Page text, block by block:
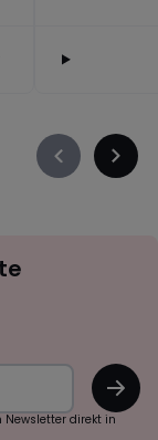
Précédent
OK
Newsletter direkt in